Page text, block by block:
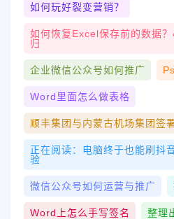
如何玩好裂变营销？
如何恢复excel保存前的数据
归
企业微信公众号如何推广
Word里面怎么做表格
顺丰集团与内蒙古机场集团签
正在阅读：电脑终于也能刷抖
验
微信公众号如何运营与推广
Word上怎么手写签名 整理